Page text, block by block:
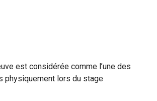
est considérée comme l’une des
physiquement lors du stage